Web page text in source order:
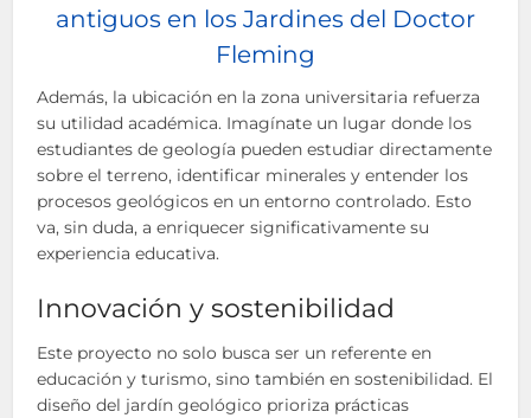
antiguos en los Jardines del Doctor
Fleming
Además, la ubicación en la zona universitaria refuerza
su utilidad académica. Imagínate un lugar donde los
estudiantes de geología pueden estudiar directamente
sobre el terreno, identificar minerales y entender los
procesos geológicos en un entorno controlado. Esto
va, sin duda, a enriquecer significativamente su
experiencia educativa.
Innovación y sostenibilidad
Este proyecto no solo busca ser un referente en
educación y turismo, sino también en sostenibilidad. El
diseño del jardín geológico prioriza prácticas